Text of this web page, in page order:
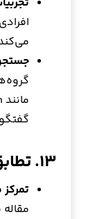
۱۳. تطابق با اهداف پژوهش شما